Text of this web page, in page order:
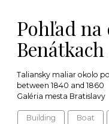
Pohľad na
Taliansky maliar okolo
between 1840 and 1860
Galéria mesta Bratislavy
Building Boat